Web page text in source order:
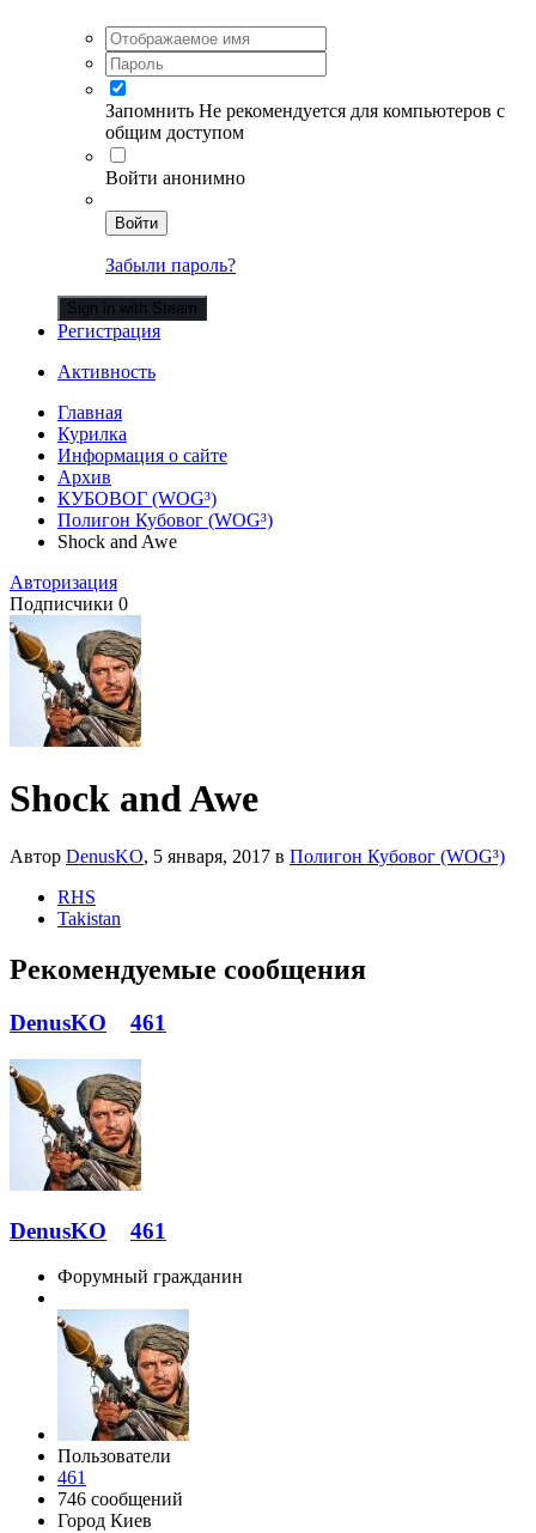
Запомнить Не рекомендуется для компьютеров с
общим доступом
Войти анонимно
Войти
Забыли пароль?
Sign in with Steam
Регистрация
Активность
Главная
Курилка
Информация о сайте
Архив
КУБОВОГ (WOG³)
Полигон Кубовог (WOG³)
Shock and Awe
Авторизация
Подписчики 0
Shock and Awe
Автор DenusKO, 5 января, 2017 в Полигон Кубовог (WOG³)
RHS
Takistan
Рекомендуемые сообщения
DenusKO 461
DenusKO 461
Форумный гражданин
Пользователи
461
746 сообщений
Город Киев